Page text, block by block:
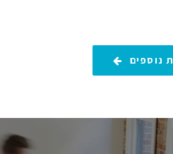
נוספים